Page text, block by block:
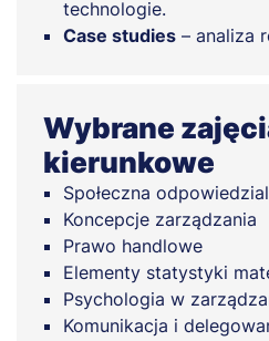
technologie.
Case studies – analiza
Wybrane
kierunkowe
Społeczna
Koncepcje zarządzania
Prawo handlowe
Elementy statystyki
Psychologia w
Komunikacja i